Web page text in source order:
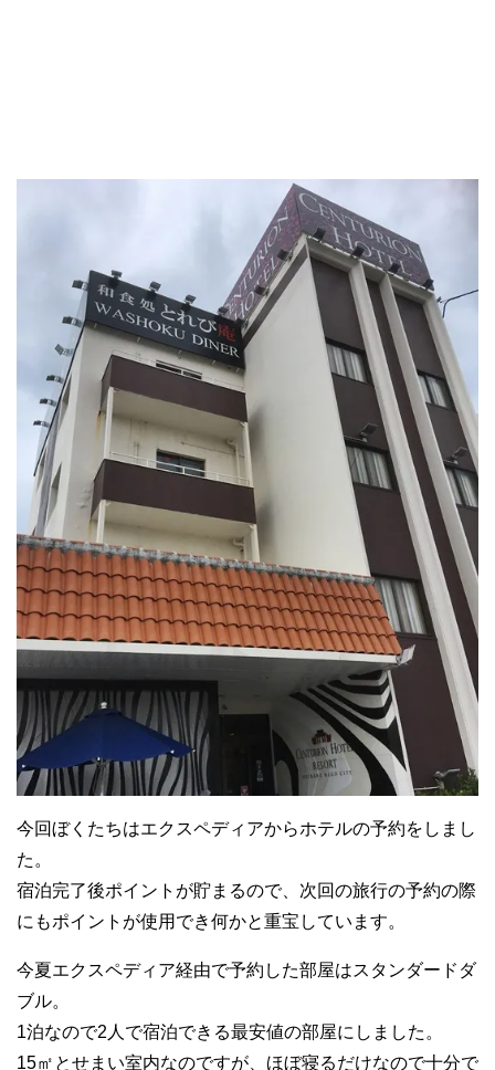
今回ぼくたちはエクスペディアからホテルの予約をしまし
た。
宿泊完了後ポイントが貯まるので、次回の旅行の予約の際
にもポイントが使用でき何かと重宝しています。
今夏エクスペディア経由で予約した部屋はスタンダードダ
ブル。
1泊なので2人で宿泊できる最安値の部屋にしました。
15㎡とせまい室内なのですが、ほぼ寝るだけなので十分で